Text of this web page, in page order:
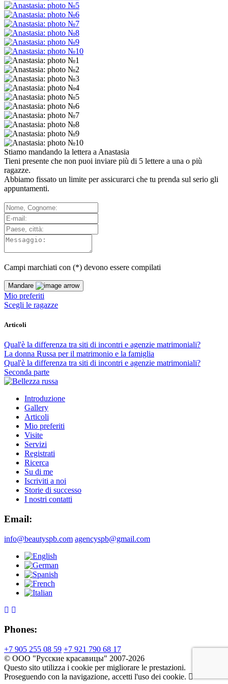
Stiamo mandando la lettera a Anastasia
Tieni presente che non puoi inviare più di 5 lettere a una o più
ragazze.
Abbiamo fissato un limite per assicurarci che tu prenda sul serio gli
appuntamenti.
Campi marchiati con (*) devono essere compilati
Mandare
Mio preferiti
Scegli le ragazze
Articoli
Qual'è la differenza tra siti di incontri e agenzie matrimoniali?
La donna Russa per il matrimonio e la famiglia
Qual'è la differenza tra siti di incontri e agenzie matrimoniali?
Seconda parte
Introduzione
Gallery
Articoli
Mio preferiti
Visite
Servizi
Registrati
Ricerca
Su di me
Iscriviti a noi
Storie di successo
I nostri contatti
Email:
info@beautyspb.com agencyspb@gmail.com
Phones:
+7 905 255 08 59 +7 921 790 68 17
© OOO "Русские красавицы" 2007-2026
Questo sito utilizza i cookie per migliorare le prestazioni.
Proseguendo con la navigazione, accetti l'uso dei cookie.